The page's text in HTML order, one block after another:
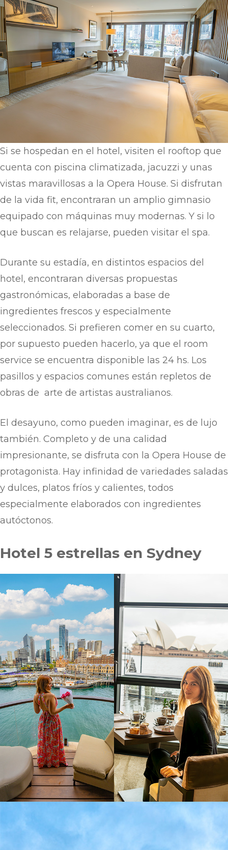
Si se hospedan en el hotel, visiten el rooftop que
cuenta con piscina climatizada, jacuzzi y unas
vistas maravillosas a la Opera House. Si disfrutan
de la vida fit, encontraran un amplio gimnasio
equipado con máquinas muy modernas. Y si lo
que buscan es relajarse, pueden visitar el spa.
Durante su estadía, en distintos espacios del
hotel, encontraran diversas propuestas
gastronómicas, elaboradas a base de
ingredientes frescos y especialmente
seleccionados. Si prefieren comer en su cuarto,
por supuesto pueden hacerlo, ya que el room
service se encuentra disponible las 24 hs. Los
pasillos y espacios comunes están repletos de
obras de arte de artistas australianos.
El desayuno, como pueden imaginar, es de lujo
también. Completo y de una calidad
impresionante, se disfruta con la Opera House de
protagonista. Hay infinidad de variedades saladas
y dulces, platos fríos y calientes, todos
especialmente elaborados con ingredientes
autóctonos.
Hotel 5 estrellas en Sydney